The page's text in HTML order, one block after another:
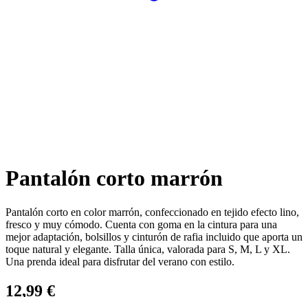
Pantalón corto marrón
Pantalón corto en color marrón, confeccionado en tejido efecto lino,
fresco y muy cómodo. Cuenta con goma en la cintura para una
mejor adaptación, bolsillos y cinturón de rafia incluido que aporta un
toque natural y elegante. Talla única, valorada para S, M, L y XL.
Una prenda ideal para disfrutar del verano con estilo.
12,99 €